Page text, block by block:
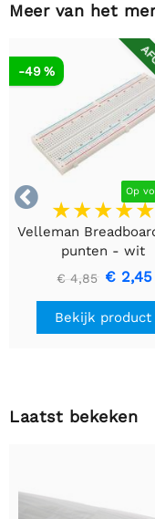
Meer van het
 Op
-49 %
Velleman
punten - wit
€ 4,85 € 2,45
Bekijk product
Laatst bekeken